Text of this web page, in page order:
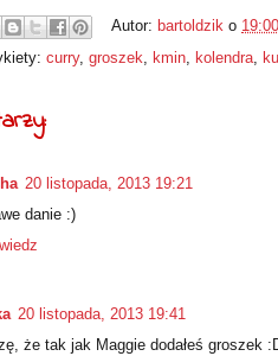
Autor: bartoldzik o 19:00
curry, groszek kmin kolendra
20 listopada, 2013 19:21
danie :)
20 listopada, 2013 19:41
że tak jak Maggie dodałeś groszek